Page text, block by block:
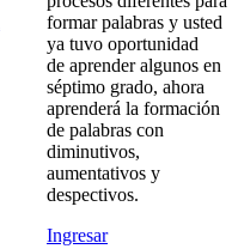
formar palabras y usted
ya tuvo oportunidad
de aprender algunos en
séptimo grado, ahora
aprenderá la formación
de palabras con
diminutivos,
aumentativos y
despectivos.
Ingresar